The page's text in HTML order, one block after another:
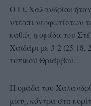
Ο ΓΣ Χαλανδρίου ήταν
ντέρπι νεοφωτίστων
καθώς η ομάδα του
Χαϊδάρι με 3-2 (25-18,
τοπικού Θριάμβου.
Η ομάδα του
ματς, κόντρα στα